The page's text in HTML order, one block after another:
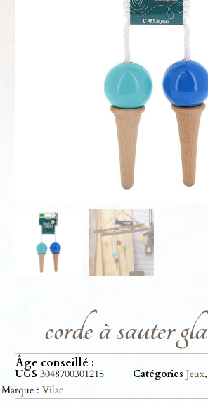
corde à sauter
Âge conseillé :
UGS3048700301215 Catégories Jeux
Marque : Vilac